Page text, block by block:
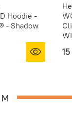
Hoodie -
- Shadow